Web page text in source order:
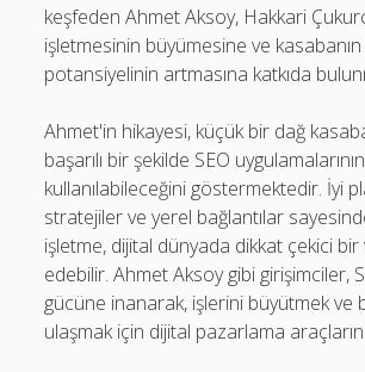
keşfeden Ahmet Aksoy, Hakkari
işletmesinin büyümesine ve
potansiyelinin artmasına katkıda
Ahmet'in hikayesi, küçük bir dağ
başarılı bir şekilde SEO uygulamalarının
kullanılabileceğini göstermektedir. İyi
stratejiler ve yerel bağlantılar
işletme, dijital dünyada dikkat çekici bir
edebilir. Ahmet Aksoy gibi girişimciler,
gücüne inanarak, işlerini büyütmek ve
ulaşmak için dijital pazarlama